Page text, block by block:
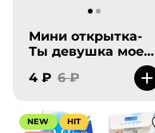
Мини открытка-
Ты девушка моего
4 ₽ 6 ₽
NEW
HIT